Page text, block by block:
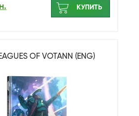
КУПИТЬ
OF VOTANN (ENG)